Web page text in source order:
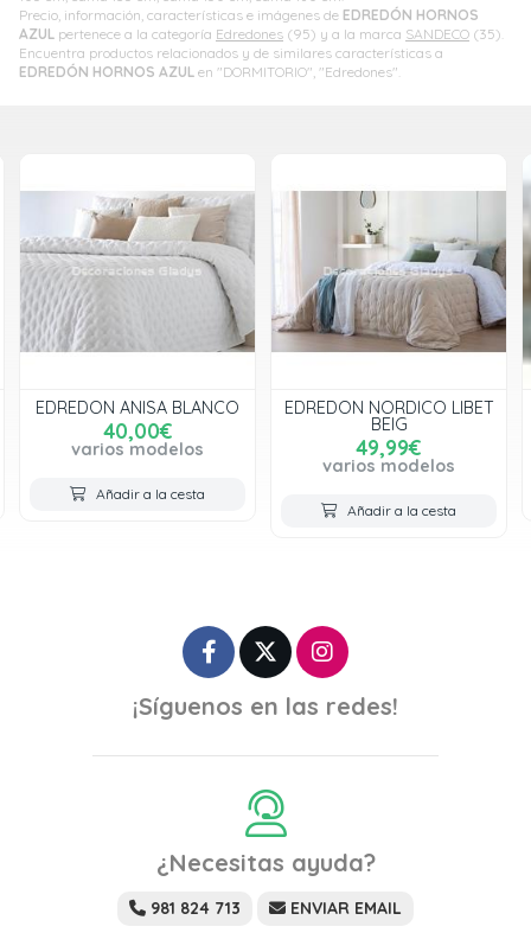
Precio, información, características e imágenes de EDREDÓN HORNOS
AZUL pertenece a la categoría Edredones (95) y a la marca SANDECO (35).
Encuentra productos relacionados y de similares características a
EDREDÓN HORNOS AZUL en "DORMITORIO", "Edredones".
EDREDON ANISA BLANCO
40,00€
varios modelos
Añadir a la cesta
EDREDON NORDICO LIBET
BEIG
49,99€
varios modelos
Añadir a la cesta
¡Síguenos en las redes!
¿Necesitas ayuda?
981 824 713 ENVIAR EMAIL